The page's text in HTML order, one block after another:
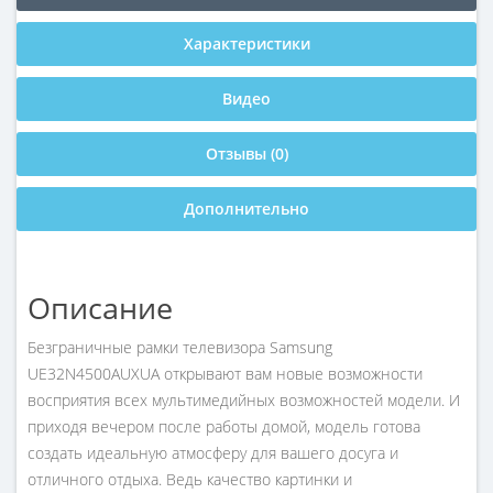
Характеристики
Видео
Отзывы (0)
Дополнительно
Описание
Безграничные рамки телевизора Samsung
UE32N4500AUXUA открывают вам новые возможности
восприятия всех мультимедийных возможностей модели. И
приходя вечером после работы домой, модель готова
создать идеальную атмосферу для вашего досуга и
отличного отдыха. Ведь качество картинки и